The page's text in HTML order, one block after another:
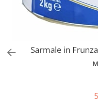
Sosuri si dressinguri
Siropuri si toppinguri
Faina, orez & alte alimente
Chipsuri & Snacksuri
Bauturi Non-Alcoolice
Bauturi carbogazoase
Bauturi energizante
Hartie igienica
Dezinfectant toaleta
Detartrant toaleta
Odorizant toaleta
Servetele umede
pentru maini
Lotiuni si creme de corp
Deodorante si
Ceara, benzi si creme
Sarmale in